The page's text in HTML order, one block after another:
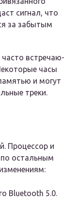
сиг­нал, что
за забы­тым
часто встре­ча­ю­
часы
и могут
тре­ки.
Процессор и
остальным
Bluetooth 5.0.